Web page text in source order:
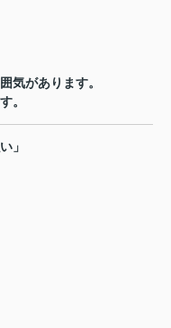
気があります。
。
」